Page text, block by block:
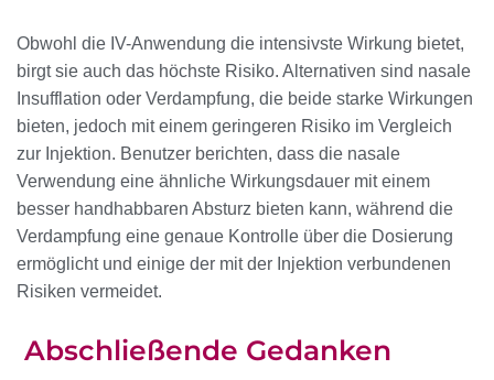
Obwohl die IV-Anwendung die intensivste Wirkung bietet,
birgt sie auch das höchste Risiko. Alternativen sind nasale
Insufflation oder Verdampfung, die beide starke Wirkungen
bieten, jedoch mit einem geringeren Risiko im Vergleich
zur Injektion. Benutzer berichten, dass die nasale
Verwendung eine ähnliche Wirkungsdauer mit einem
besser handhabbaren Absturz bieten kann, während die
Verdampfung eine genaue Kontrolle über die Dosierung
ermöglicht und einige der mit der Injektion verbundenen
Risiken vermeidet.
Abschließende Gedanken